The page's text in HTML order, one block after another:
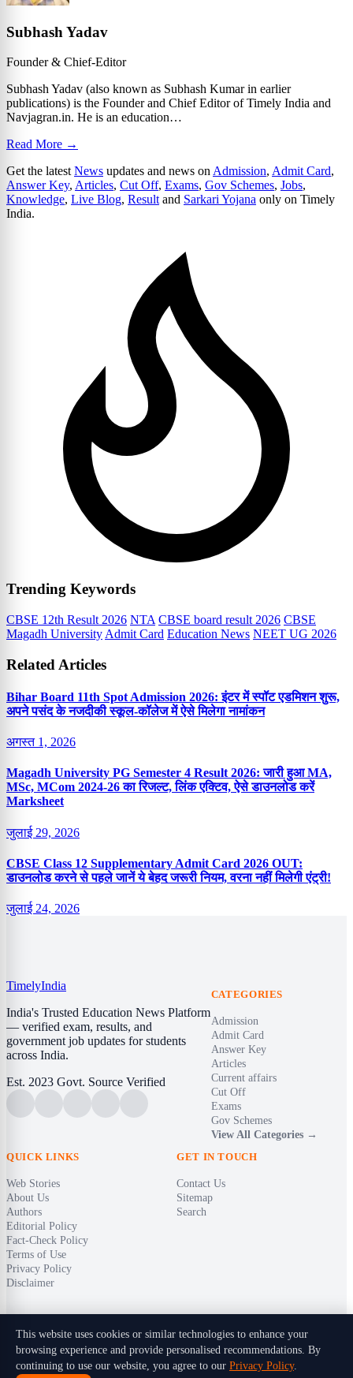
Subhash Yadav
Founder & Chief-Editor
Subhash Yadav (also known as Subhash Kumar in earlier
publications) is the Founder and Chief Editor of Timely India and
Navjagran.in. He is an education…
Read More →
Get the latestNews updates and news onAdmission, Admit Card,
Answer Key, Articles, Cut Off, Exams, Gov Schemes, Jobs,
Knowledge, Live Blog, Resultand Sarkari Yojana only on Timely
India.
Trending Keywords
CBSE 12th Result 2026 NTA CBSE board result 2026 CBSE
Magadh University Admit Card Education News NEET UG 2026
Related Articles
Bihar Board 11th Spot Admission 2026: इंटर में स्पॉट एडमिशन शुरू,
अपने पसंद के नजदीकी स्कूल-कॉलेज में ऐसे मिलेगा नामांकन
अगस्त 1, 2026
Magadh University PG Semester 4 Result 2026: जारी हुआ MA,
MSc, MCom 2024-26 का रिजल्ट, लिंक एक्टिव, ऐसे डाउनलोड करें
Marksheet
जुलाई 29, 2026
CBSE Class 12 Supplementary Admit Card 2026 OUT:
डाउनलोड करने से पहले जानें ये बेहद जरूरी नियम, वरना नहीं मिलेगी एंट्री!
जुलाई 24, 2026
TimelyIndia
India's Trusted Education News Platform
— verified exam, results, and
government job updates for students
across India.
Est. 2023 Govt. Source Verified
CATEGORIES
Admission
Admit Card
Answer Key
Articles
Current affairs
Cut Off
Exams
Gov Schemes
View All Categories →
QUICK LINKS
Web Stories
About Us
Authors
Editorial Policy
Fact-Check Policy
Terms of Use
Privacy Policy
Disclaimer
GET IN TOUCH
Contact Us
Sitemap
Search
© 2026 Timely India. All rights reserved.
This website uses cookies or similar technologies to enhance your
browsing experience and provide personalised recommendations. By
continuing to use our website, you agree to our Privacy Policy.